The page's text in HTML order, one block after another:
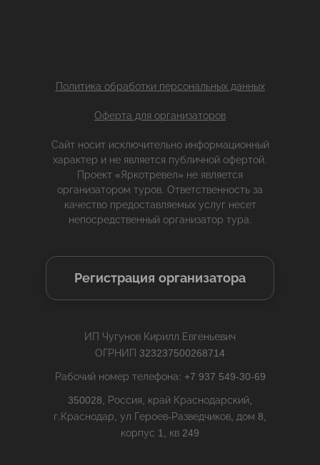
Политика обработки персональных данных
Оферта для организаторов
Сайт носит исключительно информационный
характер и не является публичной офертой.
Проект «Яркотревел» не является
организатором туров. Ответственность за
качество предоставляемых услуг несет
непосредственный организатор тура.
Регистрация организатора
ИП Чугунов Кирилл Евгеньевич
ОГРНИП 323237500268714
Рабочий номер телефона: +7 937 549-30-69
350028, Россия, край Краснодарский,
г.Краснодар, ул Героев-Разведчиков, дом 8,
корпус 1, кв 249